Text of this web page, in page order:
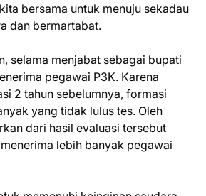
bersama untuk menuju sekadau
dan bermartabat.
selama menjabat sebagai bupati
pegawai P3K. Karena
2 tahun sebelumnya, formasi
yang tidak lulus tes. Oleh
dari hasil evaluasi tersebut
lebih banyak pegawai